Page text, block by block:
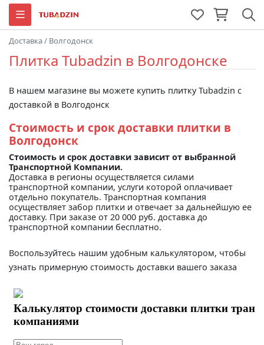
Доставка/ Волгодонск
Плитка Tubadzin в Волгодонске
В нашем магазине вы можете купить плитку Tubadzin с
доставкой в Волгодонск
Стоимость и срок доставки плитки в
Волгодонск
Стоимость и срок доставки зависит от выбранной
Транспортной Компании.
Доставка в регионы осуществляется силами
транспортной компании, услуги которой оплачивает
отдельно покупатель. Транспортная компания
осуществляет забор плитки и отвечает за дальнейшую ее
доставку. При заказе от 20 000 руб. доставка до
транспортной компании бесплатно.
Воспользуйтесь нашим удобным калькулятором, чтобы
узнать примерную стоимость доставки вашего заказа